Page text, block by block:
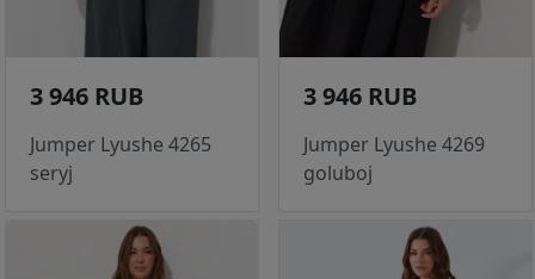
3 946 RUB
Jumper Lyushe 4265
seryj
3 946 RUB
Jumper Lyushe 4269
goluboj